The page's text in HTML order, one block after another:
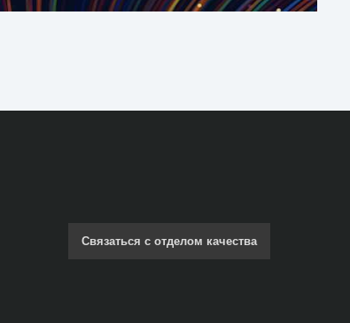
Связаться с отделом качества